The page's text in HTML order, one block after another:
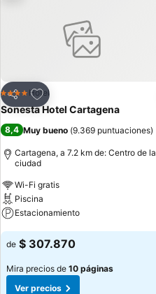
Compartir
Agregar a favoritos
4 EstrellasHotel
Sonesta Hotel Cartagena
8,4 Muy bueno (9.369 puntuaciones)
Cartagena, a 7.2 km de: Centro de la
ciudad
Wi-Fi gratis
Piscina
Estacionamiento
Ver precios
de $ 307.870
Mira precios de 10 páginas
Ver precios